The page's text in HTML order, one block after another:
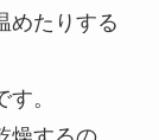
めたりする
。